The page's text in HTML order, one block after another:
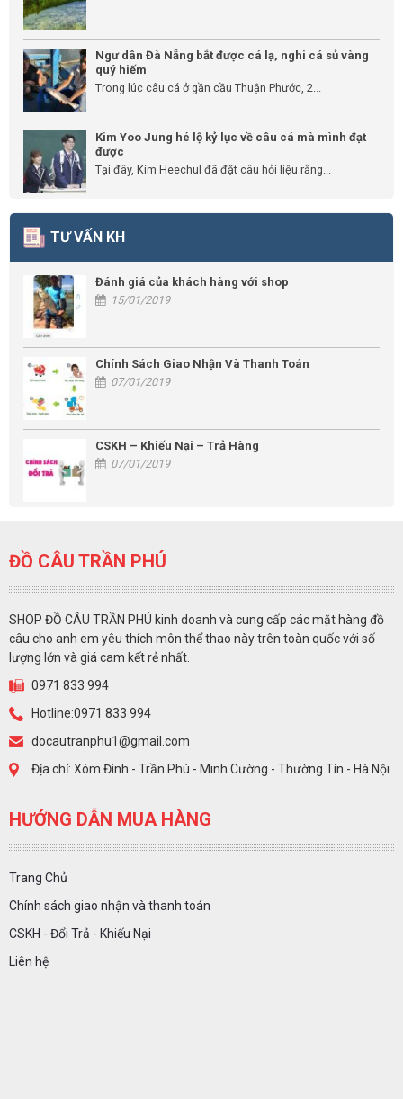
Ngư dân Đà Nẵng bắt được cá lạ, nghi cá sủ vàng
quý hiếm
Trong lúc câu cá ở gần cầu Thuận Phước, 2...
Kim Yoo Jung hé lộ kỷ lục về câu cá mà mình đạt
được
Tại đây, Kim Heechul đã đặt câu hỏi liệu rằng...
TƯ VẤN KH
Đánh giá của khách hàng với shop
15/01/2019
Chính Sách Giao Nhận Và Thanh Toán
07/01/2019
CSKH – Khiếu Nại – Trả Hàng
07/01/2019
ĐỒ CÂU TRẦN PHÚ
SHOP ĐỒ CÂU TRẦN PHÚ kinh doanh và cung cấp các mặt hàng đồ
câu cho anh em yêu thích môn thể thao này trên toàn quốc với số
lượng lớn và giá cam kết rẻ nhất.
0971 833 994
Hotline:0971 833 994
docautranphu1@gmail.com
Địa chỉ: Xóm Đình - Trần Phú - Minh Cường - Thường Tín - Hà Nội
HƯỚNG DẪN MUA HÀNG
Trang Chủ
Chính sách giao nhận và thanh toán
CSKH - Đổi Trả - Khiếu Nại
Liên hệ